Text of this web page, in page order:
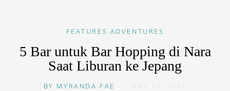
FEATURES ADVENTURES
5 Bar untuk Bar Hopping di Nara
Saat Liburan ke Jepang
BY MYRANDA FAE MAY 29, 2026